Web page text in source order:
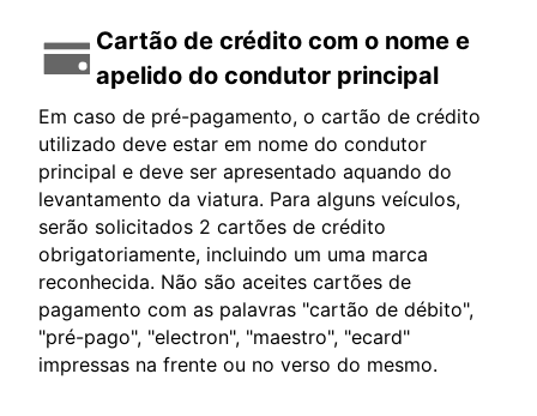
Cartão de crédito com o nome e
apelido do condutor principal
Em caso de pré-pagamento, o cartão de crédito
utilizado deve estar em nome do condutor
principal e deve ser apresentado aquando do
levantamento da viatura. Para alguns veículos,
serão solicitados 2 cartões de crédito
obrigatoriamente, incluindo um uma marca
reconhecida. Não são aceites cartões de
pagamento com as palavras "cartão de débito",
"pré-pago", "electron", "maestro", "ecard"
impressas na frente ou no verso do mesmo.